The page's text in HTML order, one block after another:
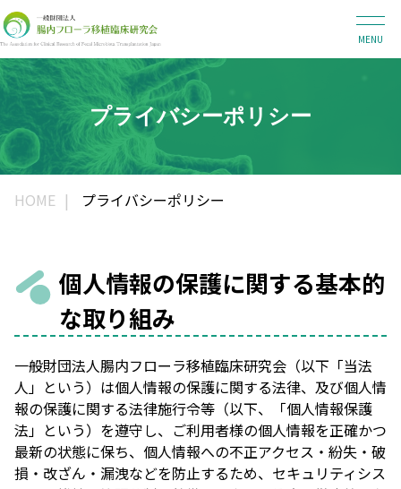
MENU
プライバシーポリシー
HOME プライバシーポリシー
個人情報の保護に関する基本的
な取り組み
一般財団法人腸内フローラ移植臨床研究会（以下「当法
人」という）は個人情報の保護に関する法律、及び個人情
報の保護に関する法律施行令等（以下、「個人情報保護
法」という）を遵守し、ご利用者様の個人情報を正確かつ
最新の状態に保ち、個人情報への不正アクセス・紛失・破
損・改ざん・漏洩などを防止するため、セキュリティシス